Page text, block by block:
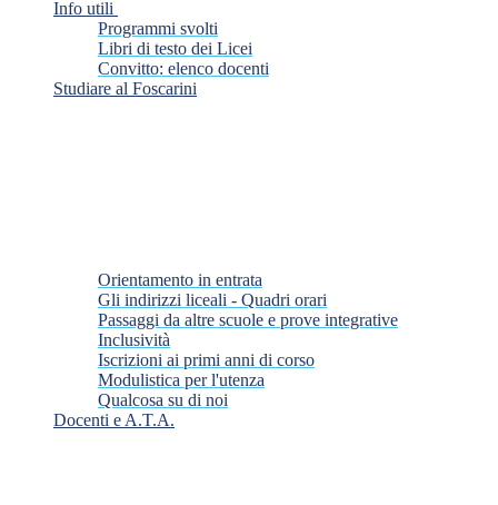
Info utili
Programmi svolti
Libri di testo dei Licei
Convitto: elenco docenti
Studiare al Foscarini
Orientamento in entrata
Gli indirizzi liceali - Quadri orari
Passaggi da altre scuole e prove integrative
Inclusività
Iscrizioni ai primi anni di corso
Modulistica per l'utenza
Qualcosa su di noi
Docenti e A.T.A.